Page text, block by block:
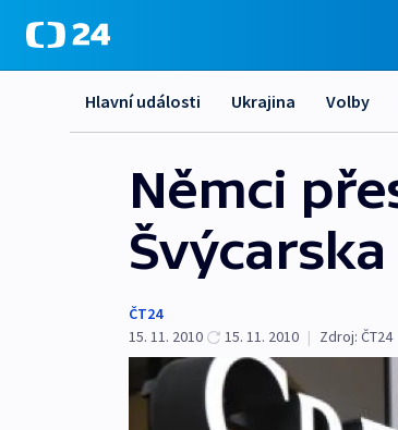
Hlavní události Ukrajina Volby
Němci
ČT24
15. 11. 2010
15. 11. 2010 | Zdroj: ČT24